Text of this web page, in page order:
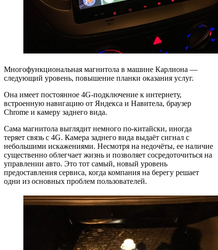
Многофункциональная магнитола в машине Карлиона —
следующий уровень, повышение планки оказания услуг.
Она имеет постоянное 4G-подключение к интернету,
встроенную навигацию от Яндекса и Навитела, браузер
Chrome и камеру заднего вида.
Сама магнитола выглядит немного по-китайски, иногда
теряет связь с 4G. Камера заднего вида выдаёт сигнал с
небольшими искажениями. Несмотря на недочёты, ее наличие
существенно облегчает жизнь и позволяет сосредоточиться на
управлении авто. Это тот самый, новый уровень
предоставления сервиса, когда компания на берегу решает
одни из основных проблем пользователей.